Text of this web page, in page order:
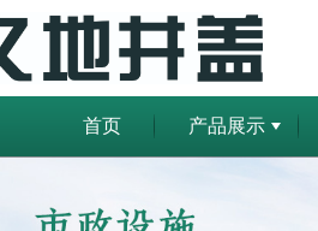
首页 产品展示